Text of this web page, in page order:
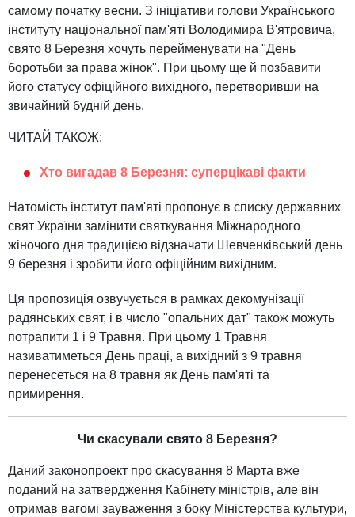
самому початку весни. З ініціативи голови Українського
інституту національної пам'яті Володимира В'ятровича,
свято 8 Березня хочуть перейменувати на "День
боротьби за права жінок". При цьому ще й позбавити
його статусу офіційного вихідного, перетворивши на
звичайний будній день.
ЧИТАЙ ТАКОЖ:
Хто вигадав 8 Березня: суперцікаві факти
Натомість інститут пам'яті пропонує в списку державних
свят України замінити святкування Міжнародного
жіночого дня традицією відзначати Шевченківський день
9 березня і зробити його офіційним вихідним.
Ця пропозиція озвучується в рамках декомунізації
радянських свят, і в число "опальних дат" також можуть
потрапити 1 і 9 Травня. При цьому 1 Травня
називатиметься День праці, а вихідний з 9 травня
перенесеться на 8 травня як День пам'яті та
примирення.
Чи скасували свято 8 Березня?
Даний законопроект про скасування 8 Марта вже
поданий на затвердження Кабінету міністрів, але він
отримав вагомі зауваження з боку Міністерства культури,